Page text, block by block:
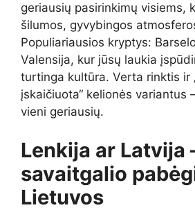
geriausių pasirinkimų visiems,
šilumos, gyvybingos
Populiariausios kryptys:
Valensija, kur jūsų laukia
turtinga kultūra. Verta rinktis ir
įskaičiuota“ kelionės variantus
vieni geriausių.
Lenkija ar Latvija
savaitgalio
Lietuvos